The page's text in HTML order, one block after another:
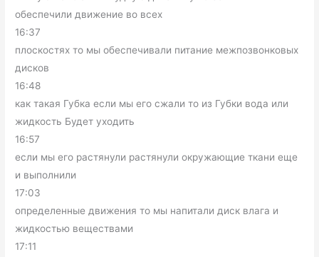
обеспечили движение во всех
16:37
плоскостях то мы обеспечивали питание межпозвонковых
дисков
16:48
как такая Губка если мы его сжали то из Губки вода или
жидкость Будет уходить
16:57
если мы его растянули растянули окружающие ткани еще
и выполнили
17:03
определенные движения то мы напитали диск влага и
жидкостью веществами
17:11